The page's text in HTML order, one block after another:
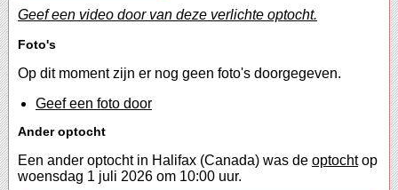
Geef een video door van deze verlichte optocht.
Foto's
Op dit moment zijn er nog geen foto's doorgegeven.
Geef een foto door
Ander optocht
Een ander optocht in Halifax (Canada) was de optochtop
woensdag 1 juli 2026 om 10:00 uur.